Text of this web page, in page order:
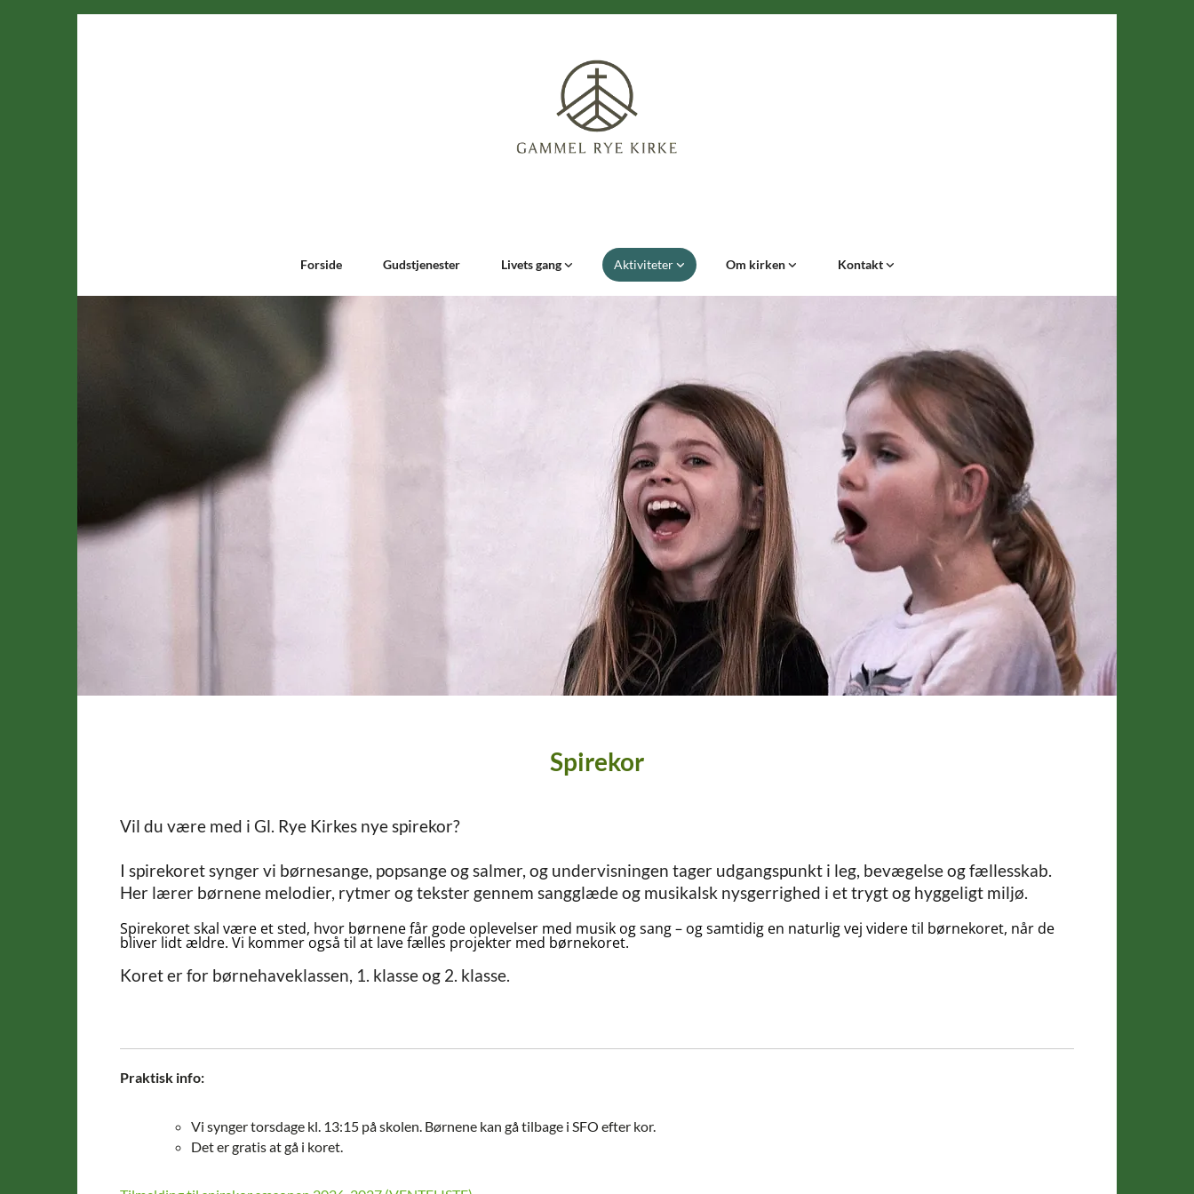
Forside Gudstjenester Livets gang Aktiviteter Om kirken Kontakt
Spirekor
Vil du være med i Gl. Rye Kirkes nye spirekor?
I spirekoret synger vi børnesange, popsange og salmer, og undervisningen tager udgangspunkt i leg, bevægelse og fællesskab.
Her lærer børnene melodier, rytmer og tekster gennem sangglæde og musikalsk nysgerrighed i et trygt og hyggeligt miljø.
Spirekoret skal være et sted, hvor børnene får gode oplevelser med musik og sang – og samtidig en naturlig vej videre til børnekoret, når de
bliver lidt ældre. Vi kommer også til at lave fælles projekter med børnekoret.
Koret er for børnehaveklassen, 1. klasse og 2. klasse.
Praktisk info:
Vi synger torsdage kl. 13:15 på skolen. Børnene kan gå tilbage i SFO efter kor.
Det er gratis at gå i koret.